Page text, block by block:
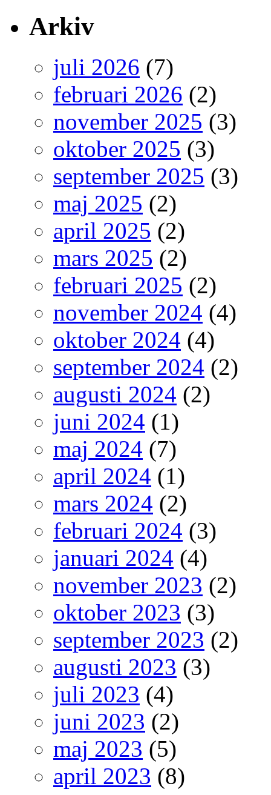
Arkiv
juli 2026 (7)
februari 2026 (2)
november 2025 (3)
oktober 2025 (3)
september 2025 (3)
maj 2025 (2)
april 2025 (2)
mars 2025 (2)
februari 2025 (2)
november 2024 (4)
oktober 2024 (4)
september 2024 (2)
augusti 2024 (2)
juni 2024 (1)
maj 2024 (7)
april 2024 (1)
mars 2024 (2)
februari 2024 (3)
januari 2024 (4)
november 2023 (2)
oktober 2023 (3)
september 2023 (2)
augusti 2023 (3)
juli 2023 (4)
juni 2023 (2)
maj 2023 (5)
april 2023 (8)